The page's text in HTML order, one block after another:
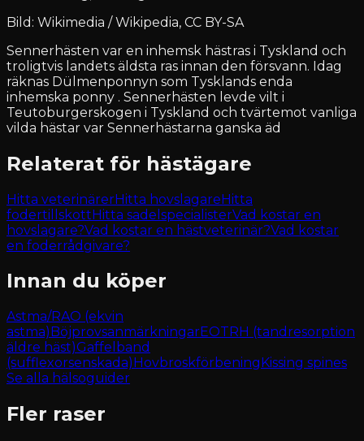
Bild: Wikimedia / Wikipedia, CC BY-SA
Sennerhästen var en inhemsk hästras i Tyskland och
troligtvis landets äldsta ras innan den försvann. Idag
räknas Dülmenponnyn som Tysklands enda
inhemska ponny . Sennerhästen levde vilt i
Teutoburgerskogen i Tyskland och tvärtemot vanliga
vilda hästar var Sennerhästarna ganska äd
Relaterat för hästägare
Hitta veterinärerHitta hovslagareHitta
fodertillskottHitta sadelspecialisterVad kostar en
hovslagare?Vad kostar en hästveterinär?Vad kostar
en foderrådgivare?
Innan du köper
Astma/RAO (ekvin
astma) BöjprovsanmärkningarEOTRH (tandresorption
äldre häst)Gaffelband
(sufflexorsenskada) Hovbroskförbening Kissing spines
Se alla hälsoguider
Fler raser